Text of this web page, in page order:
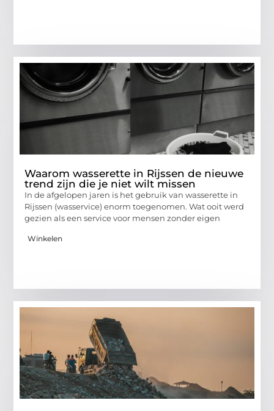
Waarom wasserette in Rijssen de nieuwe
trend zijn die je niet wilt missen
In de afgelopen jaren is het gebruik van wasserette in
Rijssen (wasservice) enorm toegenomen. Wat ooit werd
gezien als een service voor mensen zonder eigen
Winkelen